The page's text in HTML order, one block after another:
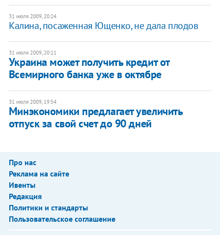
31 июля 2009, 20:24
Калина, посаженная Ющенко, не дала плодов
31 июля 2009, 20:11
Украина может получить кредит от
Всемирного банка уже в октябре
31 июля 2009, 19:54
Минэкономики предлагает увеличить
отпуск за свой счет до 90 дней
Про нас
Реклама на сайте
Ивенты
Редакция
Политики и стандарты
Пользовательское соглашение